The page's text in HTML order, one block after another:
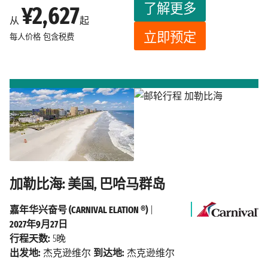
从 ¥2,627起
每人价格 包含税费
了解更多
立即预定
加勒比海: 美国, 巴哈马群岛
嘉年华兴奋号 (CARNIVAL ELATION ®)|
2027年9月27日
行程天数: 5晚
出发地: 杰克逊维尔 到达地: 杰克逊维尔